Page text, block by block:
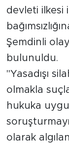
devleti ilkesi
Şemdinli
bulunuldu.
"Yasadışı
olmakla
hukuka
olarak
Pütürge
Magazin
Sinema
Asayiş
Adıyaman